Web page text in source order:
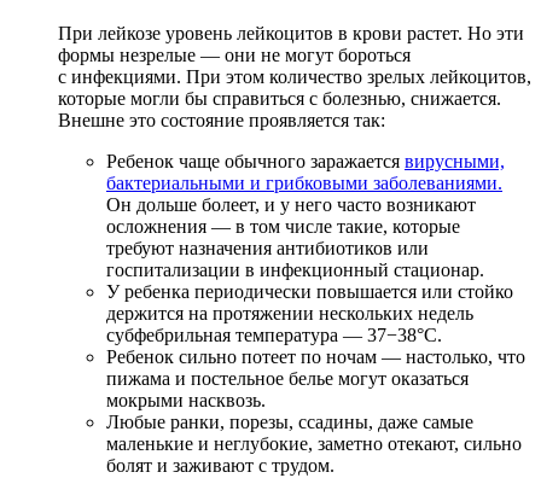
При лейкозе уровень лейкоцитов в крови растет. Но эти
формы незрелые — они не могут бороться
с инфекциями. При этом количество зрелых лейкоцитов,
которые могли бы справиться с болезнью, снижается.
Внешне это состояние проявляется так:
Ребенок чаще обычного заражается вирусными,
бактериальными и грибковыми заболеваниями.
Он дольше болеет, и у него часто возникают
осложнения — в том числе такие, которые
требуют назначения антибиотиков или
госпитализации в инфекционный стационар.
У ребенка периодически повышается или стойко
держится на протяжении нескольких недель
субфебрильная температура — 37−38°C.
Ребенок сильно потеет по ночам — настолько, что
пижама и постельное белье могут оказаться
мокрыми насквозь.
Любые ранки, порезы, ссадины, даже самые
маленькие и неглубокие, заметно отекают, сильно
болят и заживают с трудом.